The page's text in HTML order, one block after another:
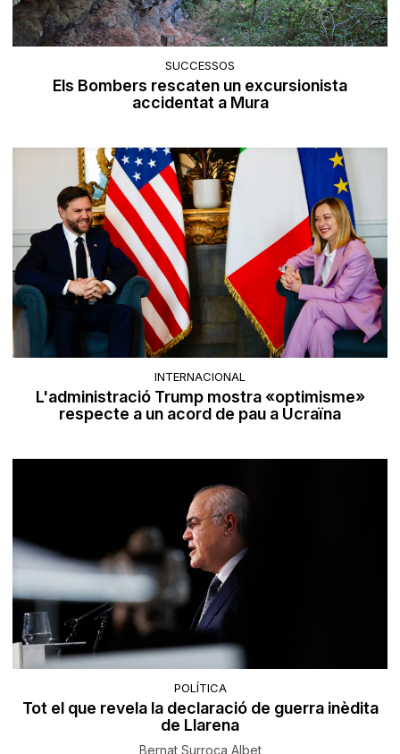
SUCCESSOS
Els Bombers rescaten un excursionista
accidentat a Mura
INTERNACIONAL
L'administració Trump mostra «optimisme»
respecte a un acord de pau a Ucraïna
POLÍTICA
Tot el que revela la declaració de guerra inèdita
de Llarena
Bernat Surroca Albet